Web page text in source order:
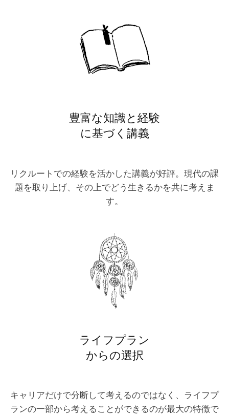
豊富な知識と経験
に基づく講義
リクルートでの経験を活かした講義が好評。現代の課
題を取り上げ、その上でどう生きるかを共に考えま
す。
ライフプラン
からの選択
キャリアだけで分断して考えるのではなく、ライフプ
ランの一部から考えることができるのが最大の特徴で